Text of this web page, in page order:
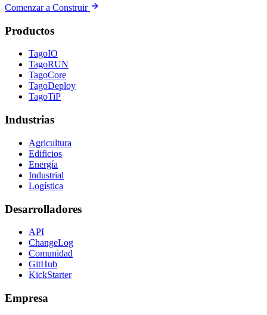
Comenzar a Construir
Productos
TagoIO
TagoRUN
TagoCore
TagoDeploy
TagoTiP
Industrias
Agricultura
Edificios
Energía
Industrial
Logística
Desarrolladores
API
ChangeLog
Comunidad
GitHub
KickStarter
Empresa